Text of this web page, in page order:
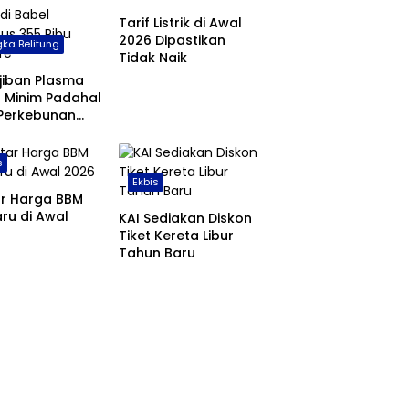
Belitung
Plasma
Minim Padahal
355 Ribu
Tarif Listrik di Awal
2026 Dipastikan
Tidak Naik
Harga BBM
di Awal
Ekbis
KAI Sediakan Diskon
Tiket Kereta Libur
Tahun Baru